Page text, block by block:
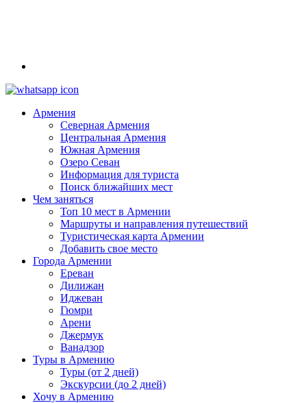
Армения
Северная Армения
Центральная Армения
Южная Армения
Озеро Севан
Информация для туриста
Поиск ближайших мест
Чем заняться
Топ 10 мест в Армении
Маршруты и направления путешествий
Туристическая карта Армении
Добавить свое место
Города Армении
Ереван
Дилижан
Иджеван
Гюмри
Арени
Джермук
Ванадзор
Туры в Армению
Туры (от 2 дней)
Экскурсии (до 2 дней)
Хочу в Армению